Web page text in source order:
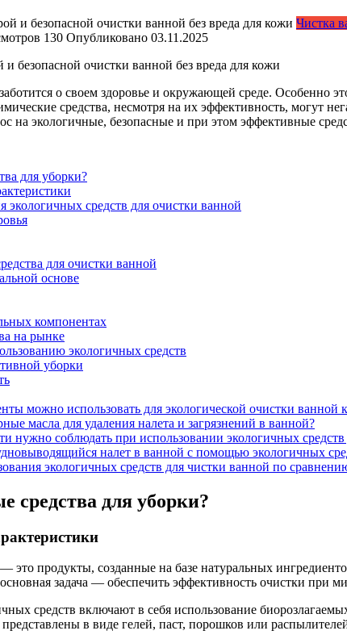
Чистка
130 Опубликовано 03.11.2025
безопасной очистки ванной без вреда для кожи
о своем здоровье и окружающей среде. Особенно
средства, несмотря на их эффективность, могут
на экологичные, безопасные и при этом эффективные
для уборки?
экологичных средств для очистки ванной
для очистки ванной
основе
компонентах
на рынке
экологичных средств
уборки
можно использовать для экологической очистки ванной
масла для удаления налета и загрязнений в ванной?
нужно соблюдать при использовании экологичных
налет в ванной с помощью экологичных
экологичных средств для чистки ванной по
средства для уборки?
это продукты, созданные на базе натуральных
задача — обеспечить эффективность очистки
средств включают в себя использование
в виде гелей, паст, порошков или